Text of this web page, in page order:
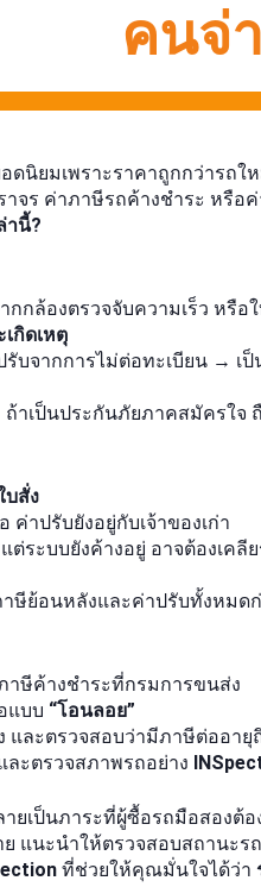
คนจ่
อดนิยมเพราะราคาถูกกว่าร
จร ค่าภาษีรถค้างชำระ หรือ
านี้?
กกล้องตรวจจับความเร็ว หรื
กิดเหตุ
บจากการไม่ต่อทะเบียน → เป็
าเป็นประกันภัยภาคสมัครใจ
บสั่ง
ค่าปรับยังอยู่กับเจ้าของเก่า
ต่ระบบยังค้างอยู่ อาจต้องเคลี
ษีย้อนหลังและค่าปรับทั้งหมด
ษีค้างชำระที่กรมการขนส่ง
แบบ “โอนลอย”
และตรวจสอบว่ามีภาษีต่ออายุ
ะตรวจสภาพรถอย่าง
ยเป็นภาระที่ผู้ซื้อรถมือสองต้
แนะนำให้ตรวจสอบสถานะ
ที่ช่วยให้คุณมั่นใจได้ว่า